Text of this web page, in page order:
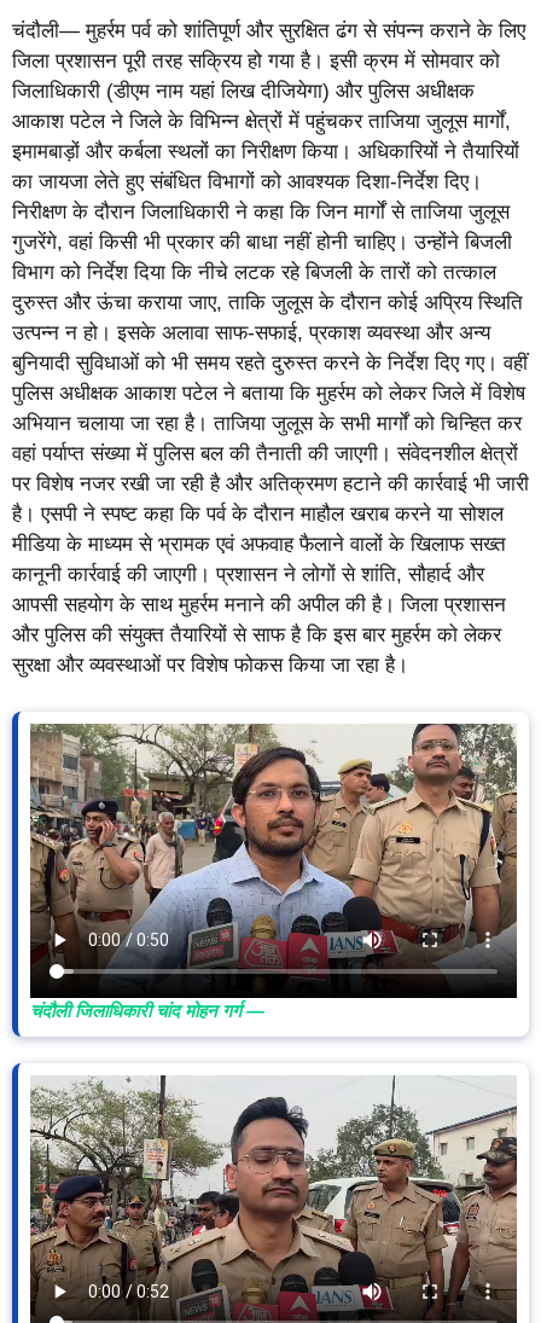
चंदौली— मुहर्रम पर्व को शांतिपूर्ण और सुरक्षित ढंग से संपन्न कराने के लिए
जिला प्रशासन पूरी तरह सक्रिय हो गया है। इसी क्रम में सोमवार को
जिलाधिकारी (डीएम नाम यहां लिख दीजियेगा) और पुलिस अधीक्षक
आकाश पटेल ने जिले के विभिन्न क्षेत्रों में पहुंचकर ताजिया जुलूस मार्गों,
इमामबाड़ों और कर्बला स्थलों का निरीक्षण किया। अधिकारियों ने तैयारियों
का जायजा लेते हुए संबंधित विभागों को आवश्यक दिशा-निर्देश दिए।
निरीक्षण के दौरान जिलाधिकारी ने कहा कि जिन मार्गों से ताजिया जुलूस
गुजरेंगे, वहां किसी भी प्रकार की बाधा नहीं होनी चाहिए। उन्होंने बिजली
विभाग को निर्देश दिया कि नीचे लटक रहे बिजली के तारों को तत्काल
दुरुस्त और ऊंचा कराया जाए, ताकि जुलूस के दौरान कोई अप्रिय स्थिति
उत्पन्न न हो। इसके अलावा साफ-सफाई, प्रकाश व्यवस्था और अन्य
बुनियादी सुविधाओं को भी समय रहते दुरुस्त करने के निर्देश दिए गए। वहीं
पुलिस अधीक्षक आकाश पटेल ने बताया कि मुहर्रम को लेकर जिले में विशेष
अभियान चलाया जा रहा है। ताजिया जुलूस के सभी मार्गों को चिन्हित कर
वहां पर्याप्त संख्या में पुलिस बल की तैनाती की जाएगी। संवेदनशील क्षेत्रों
पर विशेष नजर रखी जा रही है और अतिक्रमण हटाने की कार्रवाई भी जारी
है। एसपी ने स्पष्ट कहा कि पर्व के दौरान माहौल खराब करने या सोशल
मीडिया के माध्यम से भ्रामक एवं अफवाह फैलाने वालों के खिलाफ सख्त
कानूनी कार्रवाई की जाएगी। प्रशासन ने लोगों से शांति, सौहार्द और
आपसी सहयोग के साथ मुहर्रम मनाने की अपील की है। जिला प्रशासन
और पुलिस की संयुक्त तैयारियों से साफ है कि इस बार मुहर्रम को लेकर
सुरक्षा और व्यवस्थाओं पर विशेष फोकस किया जा रहा है।
चंदौली जिलाधिकारी चांद मोहन गर्ग —